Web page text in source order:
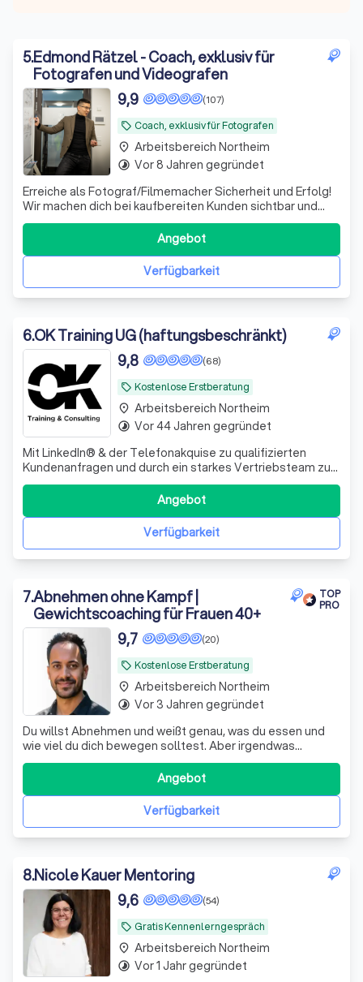
5.Edmond Rätzel - Coach, exklusiv für
Fotografen und Videografen
local_offer Coach, exklusiv für Fotografen
(107)
9,9
Erreiche als Fotograf/Filmemacher Sicherheit und Erfolg!
Wir machen dich bei kaufbereiten Kunden sichtbar und
helfen, deine Projekte und Umsätze zu steigern.
Verfügbarkeit
Angebot
place Arbeitsbereich Northeim
timelapse Vor 8 Jahren gegründet
6.OK Training UG (haftungsbeschränkt)
local_offer Kostenlose Erstberatung
(68)
9,8
Mit LinkedIn® & der Telefonakquise zu qualifizierten
Kundenanfragen und durch ein starkes Vertriebsteam zu
mehr Abschlüssen! | Workshops & Trainings | Begleitung &
Umsetzung für deinen Vertriebserfolg
Verfügbarkeit
Angebot
place Arbeitsbereich Northeim
timelapse Vor 44 Jahren gegründet
7.Abnehmen ohne Kampf |
Gewichtscoaching für Frauen 40+
TOP
PRO
local_offer Kostenlose Erstberatung
(20)
9,7
Du willst Abnehmen und weißt genau, was du essen und
wie viel du dich bewegen solltest. Aber irgendwas
sabotiert dich immer wieder - und du verstehst nicht,
die spüren: Der Kampf gegen den eigenen Körper macht
nur müder. Und mehr Disziplin i
Verfügbarkeit
Angebot
place Arbeitsbereich Northeim
timelapse Vor 3 Jahren gegründet
8.Nicole Kauer Mentoring
local_offer Gratis Kennenlerngespräch
(54)
9,6
place Arbeitsbereich Northeim
timelapse Vor 1 Jahr gegründet